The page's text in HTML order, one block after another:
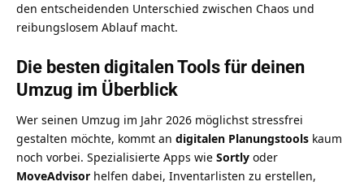
den entscheidenden Unterschied zwischen Chaos und
reibungslosem Ablauf macht.
Die besten digitalen Tools für deinen
Umzug im Überblick
Wer seinen Umzug im Jahr 2026 möglichst stressfrei
gestalten möchte, kommt an digitalen Planungstools kaum
noch vorbei. Spezialisierte Apps wie Sortly oder
MoveAdvisor helfen dabei, Inventarlisten zu erstellen,